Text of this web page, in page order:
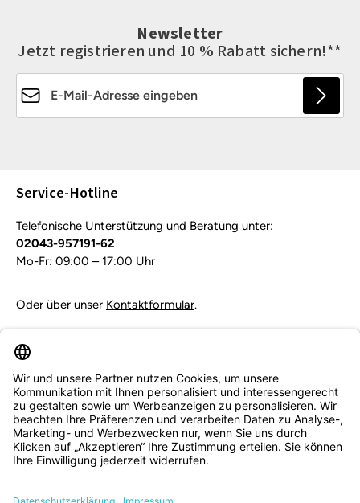
Newsletter
Jetzt registrieren und 10 % Rabatt sichern!**
Service-Hotline
Telefonische Unterstützung und Beratung unter:
02043-957191-62
Mo-Fr: 09:00 – 17:00 Uhr
Oder über unser Kontaktformular.
Service & Beratung
Informationen